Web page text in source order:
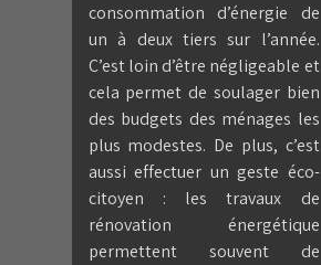
consommation d’énergie de
un à deux tiers sur l’année.
C’est loin d’être négligeable et
cela permet de soulager bien
des budgets des ménages les
plus modestes. De plus, c’est
aussi effectuer un geste éco-
citoyen : les travaux de
rénovation énergétique
permettent souvent de